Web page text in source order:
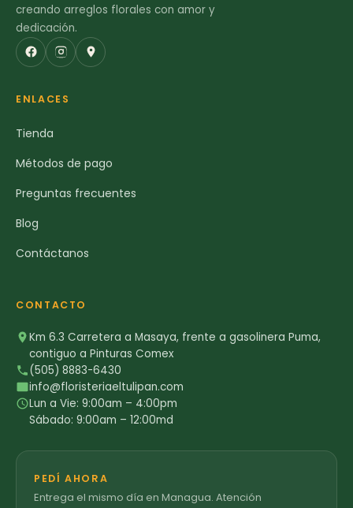
creando arreglos florales con amor y
dedicación.
ENLACES
Tienda
Métodos de pago
Preguntas frecuentes
Blog
Contáctanos
CONTACTO
Km 6.3 Carretera a Masaya, frente a gasolinera Puma,
contiguo a Pinturas Comex
(505) 8883-6430
info@floristeriaeltulipan.com
Lun a Vie: 9:00am – 4:00pm
Sábado: 9:00am – 12:00md
PEDÍ AHORA
Entrega el mismo día en Managua. Atención